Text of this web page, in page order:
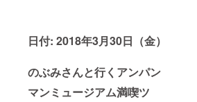
日付: 2018年3月30日（金）
のぶみさんと行くアンパン
マンミュージアム満喫ツ